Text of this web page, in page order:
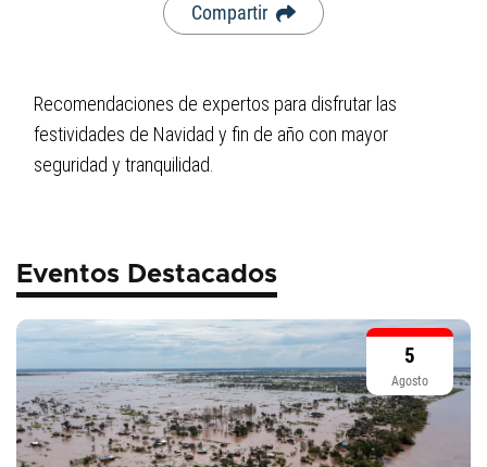
Compartir
Recomendaciones de expertos para disfrutar las
festividades de Navidad y fin de año con mayor
seguridad y tranquilidad.
Eventos Destacados
5
Agosto